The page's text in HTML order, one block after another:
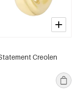
Creolen